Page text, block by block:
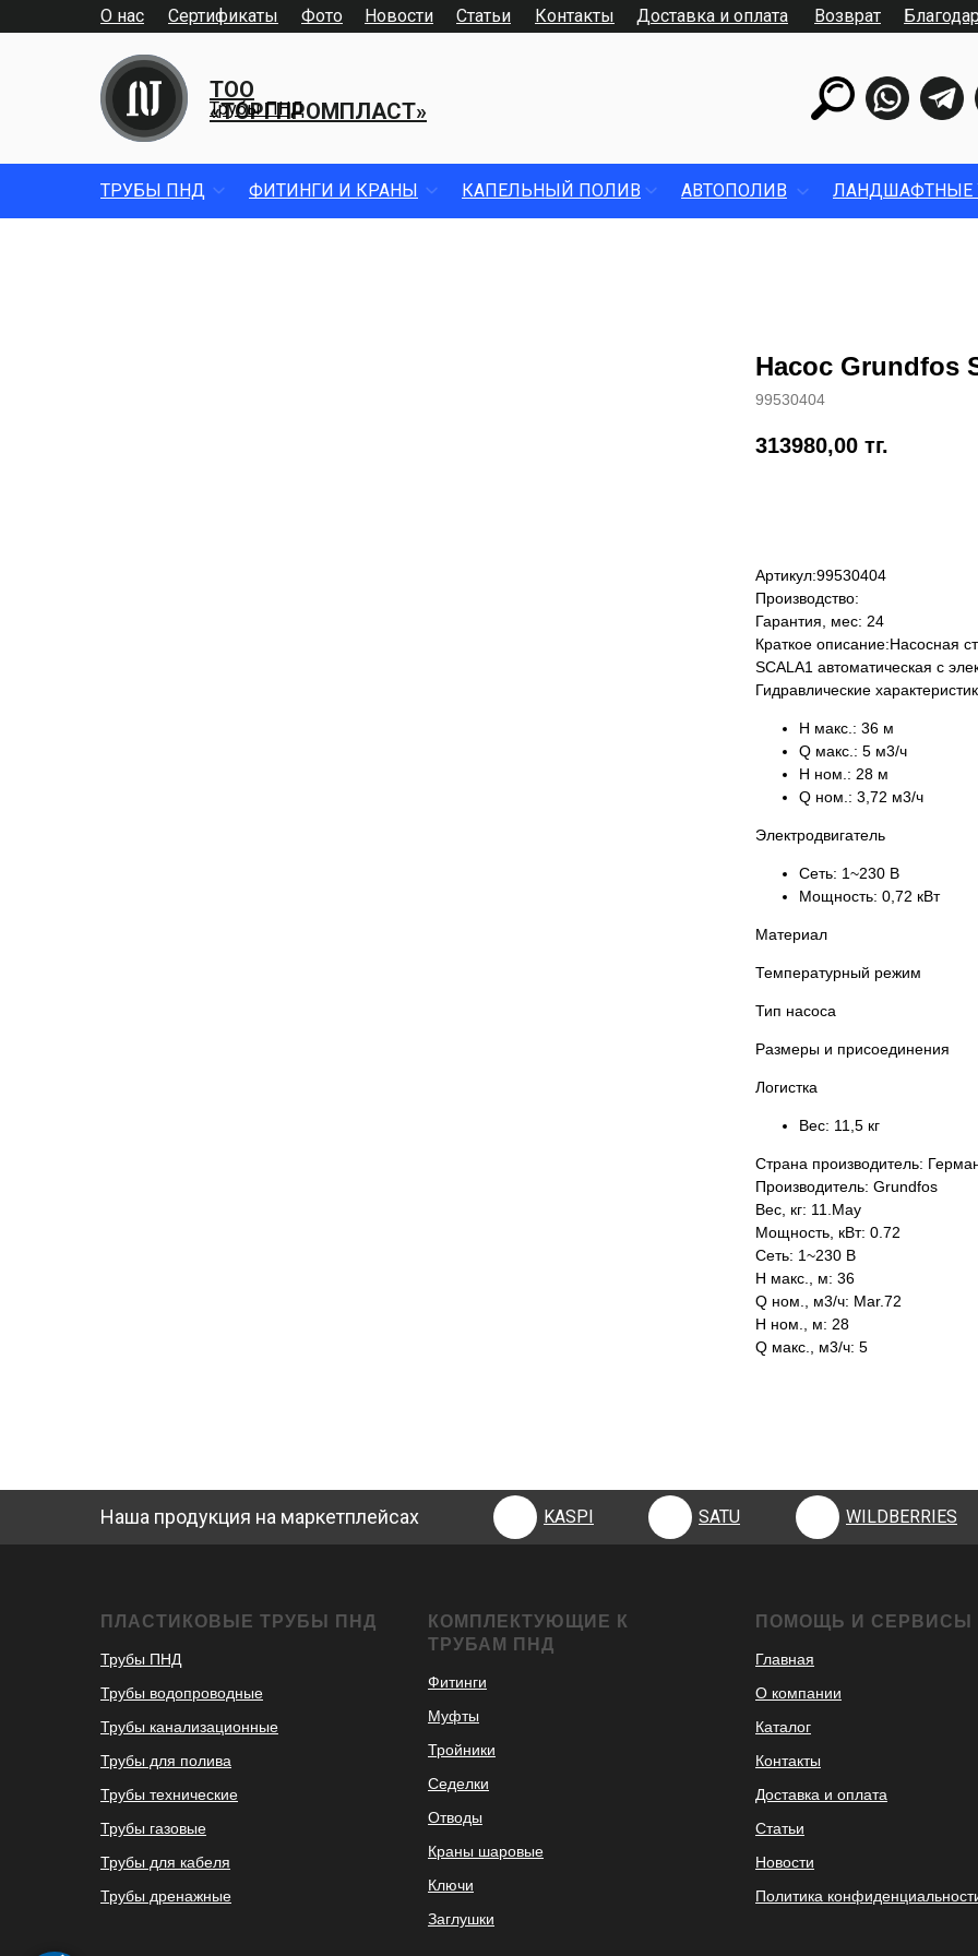
О нас Доставка и оплата
Контакты
Фото
Сертификаты Новости Статьи
ТОО
«ТОРГПРОМПЛАСТ»
Трубы ПНД
Возврат
ТРУБЫ ПНД ФИТИНГИ И КРАНЫ КАПЕЛЬНЫЙ ПОЛИВ АВТОПОЛИВ ЛАНДШАФТНЫЕ
Насос Grundfos
99530404
313980,00 тг.
Артикул:99530404
Производство:
Гарантия, мес: 24
Краткое описание:Насосная
SCALA1 автоматическая с
Гидравлические
H макс.: 36 м
Q макс.: 5 м3/ч
H ном.: 28 м
Q ном.: 3,72 м3/ч
Электродвигатель
Сеть: 1~230 В
Мощность: 0,72 кВт
Материал
Температурный режим
Тип насоса
Размеры и присоединения
Логистка
Вес: 11,5 кг
Страна производитель:
Производитель: Grundfos
Вес, кг: 11.May
Мощность, кВт: 0.72
Сеть: 1~230 В
H макс., м: 36
Q ном., м3/ч: Mar.72
H ном., м: 28
Q макс., м3/ч: 5
Наша продукция на маркетплейсах KASPI SATU WILDBERRIES
ПЛАСТИКОВЫЕ ТРУБЫ ПНД
Трубы ПНД
Трубы водопроводные
Трубы канализационные
Трубы для полива
Трубы технические
Трубы газовые
Трубы для кабеля
Трубы дренажные
КОМПЛЕКТУЮЩИЕ К
ТРУБАМ ПНД
Фитинги
Муфты
Тройники
Седелки
Отводы
Краны шаровые
Ключи
Заглушки
ПОМОЩЬ И СЕРВИСЫ
Главная
О компании
Каталог
Контакты
Доставка и оплата
Статьи
Новости
Политика